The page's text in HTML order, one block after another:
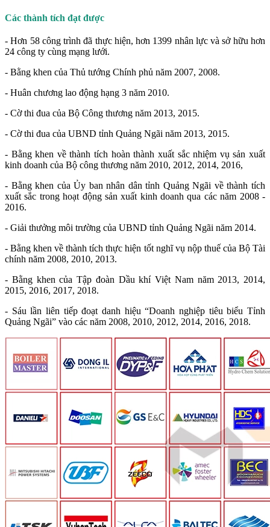
Các thành tích đạt được
- Hơn 58 công trình đã thực hiện, hơn 1399 nhân lực và sở hữu hơn
24 công ty cùng mạng lưới.
- Bằng khen của Thủ tướng Chính phủ năm 2007, 2008.
- Huân chương lao động hạng 3 năm 2010.
- Cờ thi đua của Bộ Công thương năm 2013, 2015.
- Cờ thi đua của UBND tỉnh Quảng Ngãi năm 2013, 2015.
- Bằng khen về thành tích hoàn thành xuất sắc nhiệm vụ sản xuất
kinh doanh của Bộ công thương năm 2010, 2012, 2014, 2016,
- Bằng khen của Ủy ban nhân dân tỉnh Quảng Ngãi về thành tích
xuất sắc trong hoạt động sản xuất kinh doanh qua các năm 2008 -
2016.
- Giải thưởng môi trường của UBND tỉnh Quảng Ngãi năm 2014.
- Bằng khen về thành tích thực hiện tốt nghĩ vụ nộp thuế của Bộ Tài
chính năm 2008, 2010, 2013.
- Bằng khen của Tập đoàn Dầu khí Việt Nam năm 2013, 2014,
2015, 2016, 2017, 2018.
- Sáu lần liên tiếp đoạt danh hiệu “Doanh nghiệp tiêu biểu Tỉnh
Quảng Ngãi” vào các năm 2008, 2010, 2012, 2014, 2016, 2018.